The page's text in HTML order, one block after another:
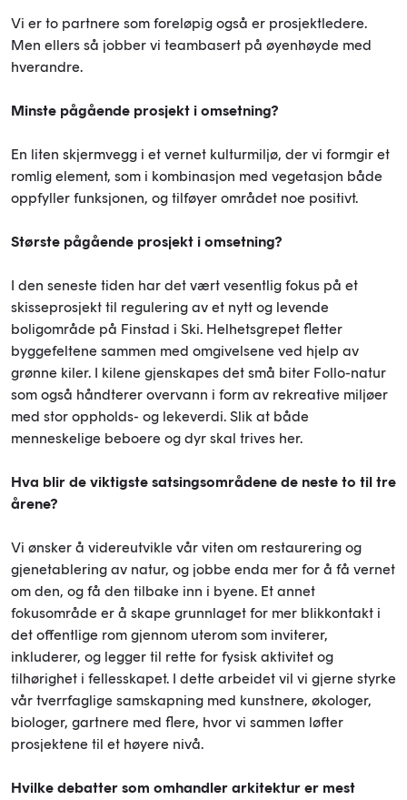
Vi er to partnere som foreløpig også er prosjektledere.
Men ellers så jobber vi teambasert på øyenhøyde med
hverandre.
Minste pågående prosjekt i omsetning?
En liten skjermvegg i et vernet kulturmiljø, der vi formgir et
romlig element, som i kombinasjon med vegetasjon både
oppfyller funksjonen, og tilføyer området noe positivt.
Største pågående prosjekt i omsetning?
I den seneste tiden har det vært vesentlig fokus på et
skisseprosjekt til regulering av et nytt og levende
boligområde på Finstad i Ski. Helhetsgrepet fletter
byggefeltene sammen med omgivelsene ved hjelp av
grønne kiler. I kilene gjenskapes det små biter Follo-natur
som også håndterer overvann i form av rekreative miljøer
med stor oppholds- og lekeverdi. Slik at både
menneskelige beboere og dyr skal trives her.
Hva blir de viktigste satsingsområdene de neste to til tre
årene?
Vi ønsker å videreutvikle vår viten om restaurering og
gjenetablering av natur, og jobbe enda mer for å få vernet
om den, og få den tilbake inn i byene. Et annet
fokusområde er å skape grunnlaget for mer blikkontakt i
det offentlige rom gjennom uterom som inviterer,
inkluderer, og legger til rette for fysisk aktivitet og
tilhørighet i fellesskapet. I dette arbeidet vil vi gjerne styrke
vår tverrfaglige samskapning med kunstnere, økologer,
biologer, gartnere med flere, hvor vi sammen løfter
prosjektene til et høyere nivå.
Hvilke debatter som omhandler arkitektur er mest